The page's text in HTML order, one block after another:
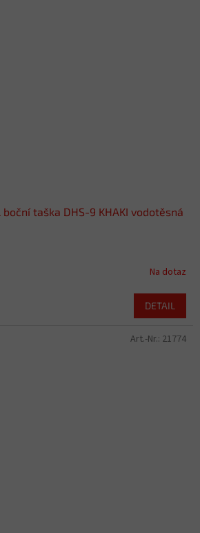
boční taška DHS-9 KHAKI vodotěsná
Na dotaz
DETAIL
Art.-Nr.: 21774